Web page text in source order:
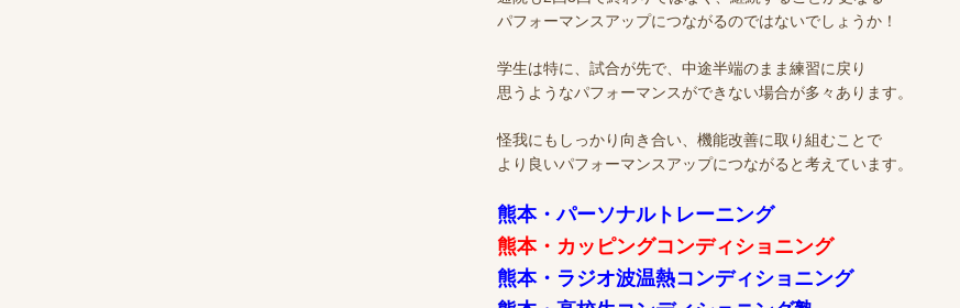
パフォーマンスアップにつながるのではないでしょうか！
学生は特に、試合が先で、中途半端のまま練習に戻り
思うようなパフォーマンスができない場合が多々あります。
怪我にもしっかり向き合い、機能改善に取り組むことで
より良いパフォーマンスアップにつながると考えています。
熊本・パーソナルトレーニング
熊本・カッピングコンディショニング
熊本・ラジオ波温熱コンディショニング